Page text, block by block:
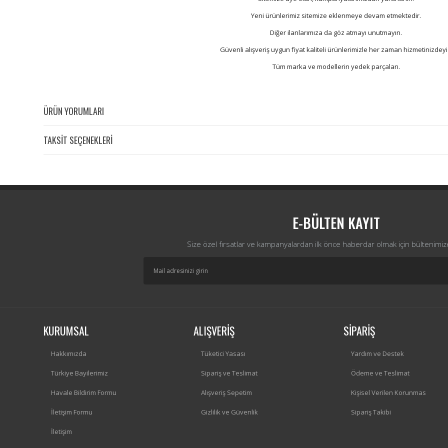
Yeni ürünlerimiz sitemize eklenmeye devam etmektedir.
Diğer ilanlarımıza da göz atmayı unutmayın.
Güvenli alışveriş uygun fiyat kaliteli ürünlerimizle her zaman
Tüm marka ve modellerin yedek parçaları.
ÜRÜN YORUMLARI
TAKSİT SEÇENEKLERİ
E-BÜLTEN KAYIT
Size özel fırsatlar ve kampanyalardan ilk önce haberdar olmak için
KURUMSAL
Hakkımızda
Türkiye Bayilerimiz
Havale Bildirim Formu
İletişim Formu
İletişim
ALIŞVERİŞ
Tüketici Yasası
Sipariş ve Teslimat
Alışveriş Sepetim
Gizlilik ve Güvenlik
SİPARİŞ
Yardım ve Destek
Ödeme ve Teslimat
Kişisel Verilen Korunmas
Sipariş Takibi